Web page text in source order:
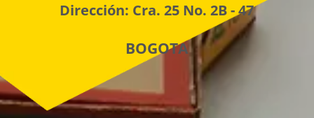
Dirección: Cra. 25 No. 2B - 47
BOGOTA